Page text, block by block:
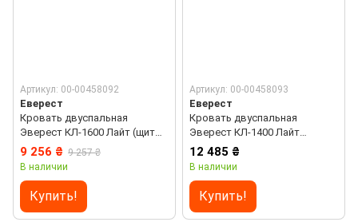
Артикул: 00-00458092
Еверест
Кровать двуспальная
Эверест КЛ-1600 Лайт (щит
ДСП под матрас) 160х200 см
Нимфея Альба (DTM-4658)
9 256 ₴ 9 257 ₴
В наличии
Купить!
Артикул: 00-00458093
Еверест
Кровать двуспальная
Эверест КЛ-1400 Лайт
(подъемный механизм)
140х200 см Дуб сонома (DTM-
12 485 ₴
В наличии
Купить!